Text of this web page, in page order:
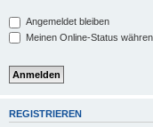
Angemeldet bleiben
Meinen Online-Status
REGISTRIEREN